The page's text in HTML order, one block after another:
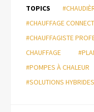
TOPICS
#CHAUFFAGE
#CHAUFFAGISTE
CHAUFFAGE
#POMPES À CHALEUR
#SOLUTIONS HYBRIDES